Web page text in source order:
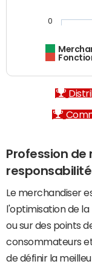
0
Profession de
Le merchandiser
l'optimisation de
ou sur des points
consommateurs
de définir la